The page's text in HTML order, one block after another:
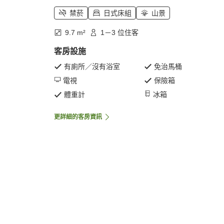
禁菸 日式床組 山景
9.7 m² 1－3 位住客
客房設施
有廁所／沒有浴室
免治馬桶
電視
保險箱
體重計
冰箱
更詳細的客房資訊